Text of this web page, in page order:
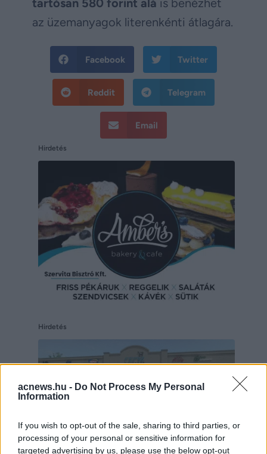
acnews.hu - Do Not Process My Personal
Information
If you wish to opt-out of the sale, sharing to third parties, or
processing of your personal or sensitive information for
targeted advertising by us, please use the below opt-out
tartósan 580 forint alá is benézhet
az üzemanyagok literenkénti átlagára.
Facebook Twitter
Reddit Telegram
Email
Hirdetés
Hirdetés